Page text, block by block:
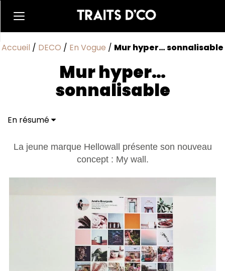
Accueil / DECO / En Vogue / Mur hyper… sonnalisable
Mur hyper…
sonnalisable
En résumé
La jeune marque Hellowall présente son nouveau
concept : My wall.